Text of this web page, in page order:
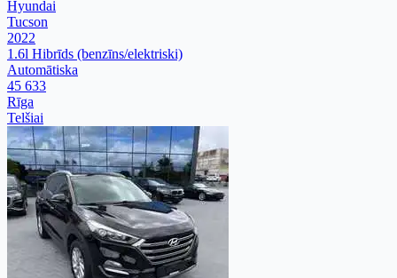
Hyundai
Tucson
2022
1.6l Hibrīds (benzīns/elektriski)
Automātiska
45 633
Rīga
Telšiai